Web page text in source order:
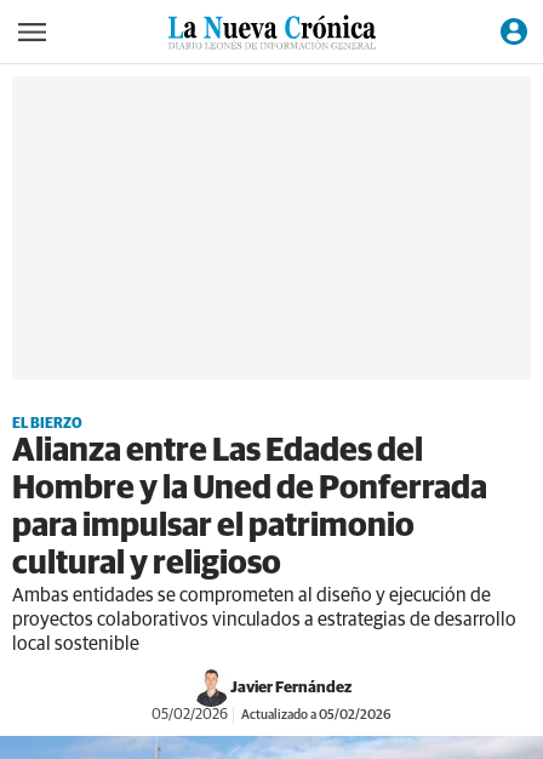
EL BIERZO
Alianza entre Las Edades del
Hombre y la Uned de Ponferrada
para impulsar el patrimonio
cultural y religioso
Ambas entidades se comprometen al diseño y ejecución de
proyectos colaborativos vinculados a estrategias de desarrollo
local sostenible
Javier Fernández
05/02/2026 Actualizado a 05/02/2026